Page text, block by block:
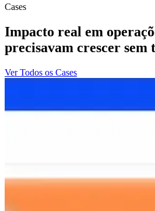
Cases
Impacto real em
precisavam crescer sem
Ver Todos os Cases